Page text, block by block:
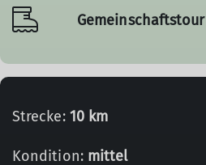
Gemeinschaftstour
Strecke: 10 km
Kondition: mittel